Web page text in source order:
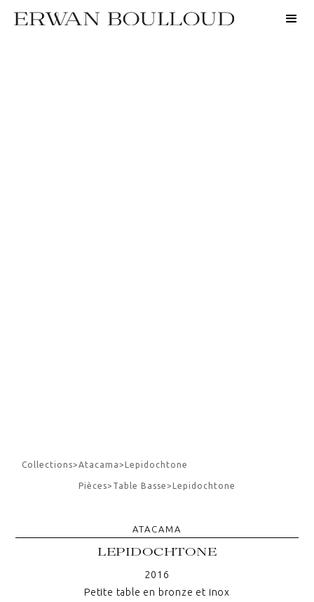
Collections>Atacama> Lepidochtone
Pièces> Table Basse> Lepidochtone
ATACAMA
LEPIDOCHTONE
2016
Petite table en bronze et inox